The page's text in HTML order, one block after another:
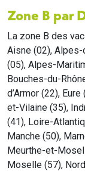
Zone B par
La zone B des
Aisne (02),
(05), Alpes-
Bouches-du-
d’Armor (22),
et-Vilaine (35),
(41), Loire-
Manche (50),
Meurthe-et-
Moselle (57),